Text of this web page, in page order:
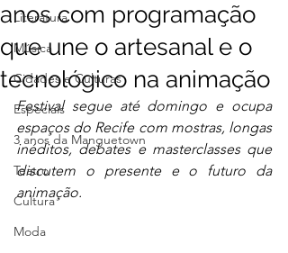
Literatura
Música
Cidades e Culturas
Especiais
3 anos da Manguetown
Teatro
Cultura
Moda
anos com programação
que une o artesanal e o
tecnológico na animação
Festival segue até domingo e ocupa
espaços do Recife com mostras, longas
inéditos, debates e masterclasses que
discutem o presente e o futuro da
animação.